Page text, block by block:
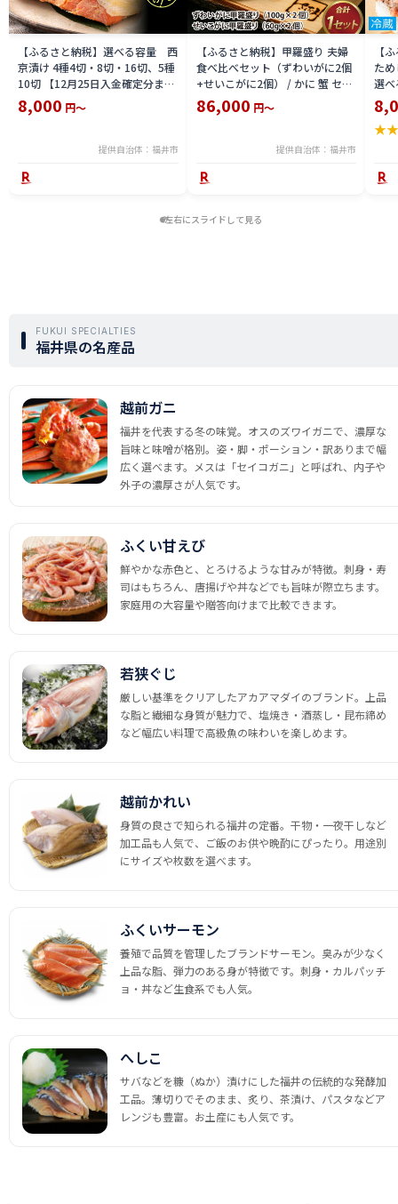
【ふるさと納税】選べる容量 西
京漬け 4種4切・8切・16切、5種
10切 【12月25日入金確定分まで
「年内発送」「年内配送」「年内
お届け」】/ レンジで温めるだけ
8,000 円～
提供自治体：福井市
【ふるさと納税】甲羅盛り 夫婦
食べ比べセット（ずわいがに2個
+せいこがに2個） / かに 蟹 セイ
コ ずわい ズワイ 内子 外子 国産
冷凍 冬 冬の味覚 珍味 グルメ 国
86,000 円～
提供自治体：福井市
【
た
選
鯖
用
テラ
★
左右にスライドして見る
FUKUI SPECIALTIES
福井県の名産品
越前ガニ
福井を代表する冬の味覚。オスのズワイガニで、濃厚な
旨味と味噌が格別。姿・脚・ポーション・訳ありまで幅
広く選べます。メスは「セイコガニ」と呼ばれ、内子や
外子の濃厚さが人気です。
ふくい甘えび
鮮やかな赤色と、とろけるような甘みが特徴。刺身・寿
司はもちろん、唐揚げや丼などでも旨味が際立ちます。
家庭用の大容量や贈答向けまで比較できます。
若狭ぐじ
厳しい基準をクリアしたアカアマダイのブランド。上品
な脂と繊細な身質が魅力で、塩焼き・酒蒸し・昆布締め
など幅広い料理で高級魚の味わいを楽しめます。
越前かれい
身質の良さで知られる福井の定番。干物・一夜干しなど
加工品も人気で、ご飯のお供や晩酌にぴったり。用途別
にサイズや枚数を選べます。
ふくいサーモン
養殖で品質を管理したブランドサーモン。臭みが少なく
上品な脂、弾力のある身が特徴です。刺身・カルパッチ
ョ・丼など生食系でも人気。
へしこ
サバなどを糠（ぬか）漬けにした福井の伝統的な発酵加
工品。薄切りでそのまま、炙り、茶漬け、パスタなどア
レンジも豊富。お土産にも人気です。